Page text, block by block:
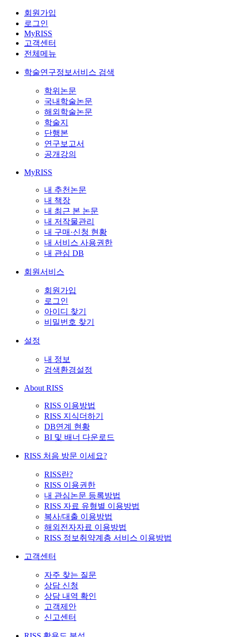
회원가입
로그인
MyRISS
고객센터
전체메뉴
학술연구정보서비스 검색
학위논문
국내학술논문
해외학술논문
학술지
단행본
연구보고서
공개강의
MyRISS
내 추천논문
내 책장
내 최근 본 논문
내 저작물관리
내 구매·신청 현황
내 서비스 사용권한
내 관심 DB
회원서비스
회원가입
로그인
아이디 찾기
비밀번호 찾기
설정
내 정보
검색환경설정
About RISS
RISS 이용방법
RISS 지식더하기
DB연계 현황
BI 및 배너 다운로드
RISS 처음 방문 이세요?
RISS란?
RISS 이용권한
내 관심논문 등록방법
RISS 자료 유형별 이용방법
복사/대출 이용방법
해외전자자료 이용방법
RISS 정보취약계층 서비스 이용방법
고객센터
자주 찾는 질문
상담 신청
상담 내역 확인
고객제안
신고센터